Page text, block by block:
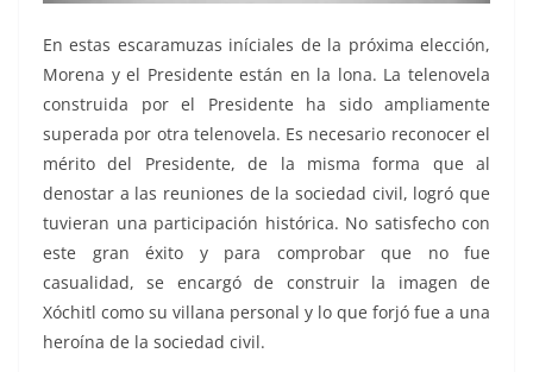
En estas escaramuzas iníciales de la próxima elección,
Morena y el Presidente están en la lona. La telenovela
construida por el Presidente ha sido ampliamente
superada por otra telenovela. Es necesario reconocer el
mérito del Presidente, de la misma forma que al
denostar a las reuniones de la sociedad civil, logró que
tuvieran una participación histórica. No satisfecho con
este gran éxito y para comprobar que no fue
casualidad, se encargó de construir la imagen de
Xóchitl como su villana personal y lo que forjó fue a una
heroína de la sociedad civil.